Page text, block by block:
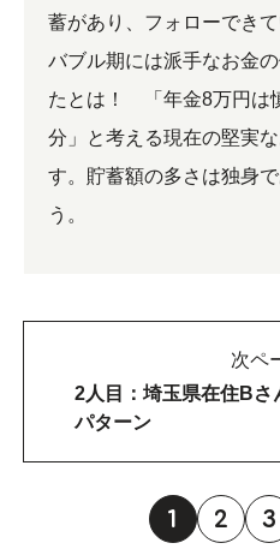
蓄があり、フォローできて
バブル期には派手なお金
たとは！ 「年金8万円は
分」と考える現在の堅実
す。貯蓄額の多さは独身
う。
次ペ
2人目：埼玉県在住Bさ
パターン
1 2 3